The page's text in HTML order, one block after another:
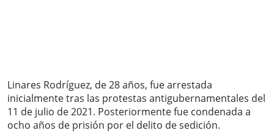
Linares Rodríguez, de 28 años, fue arrestada
inicialmente tras las protestas antigubernamentales del
11 de julio de 2021. Posteriormente fue condenada a
ocho años de prisión por el delito de sedición.